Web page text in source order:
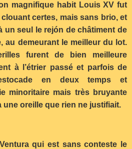
magnifique habit Louis XV fut
certes, mais sans brio, et
un seul le rejón de châtiment de
au demeurant le meilleur du lot.
furent de bien meilleure
à l’étrier passé et parfois de
en deux temps et
minoritaire mais très bruyante
une oreille que rien ne justifiait.
qui est sans conteste le